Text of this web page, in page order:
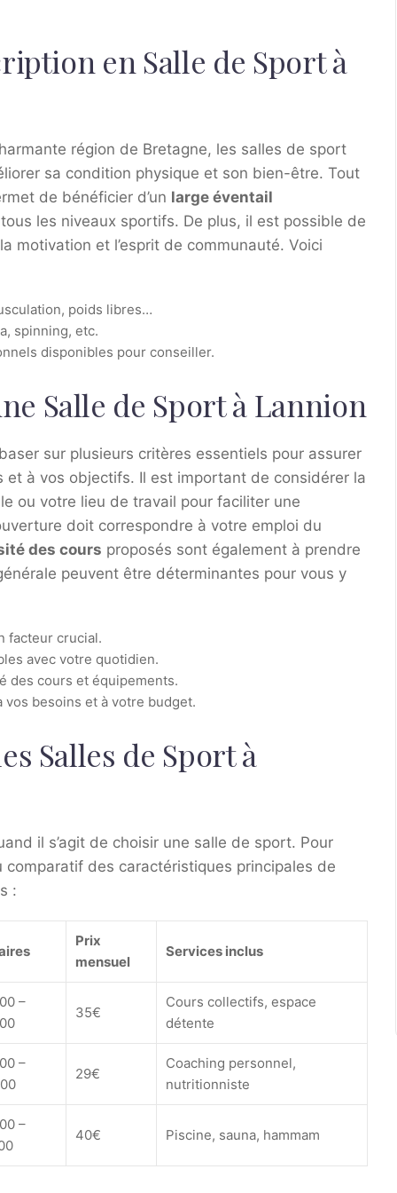
en Salle de Sport à
région de Bretagne, les salles de sport
sa condition physique et son bien-être. Tout
de bénéficier d’un large éventail
les niveaux sportifs. De plus, il est possible de
motivation et l’esprit de communauté. Voici
poids libres…
spinning, etc.
disponibles pour conseiller.
Salle de Sport à Lannion
sur plusieurs critères essentiels pour assurer
et à vos objectifs. Il est important de considérer la
ou votre lieu de travail pour faciliter une
doit correspondre à votre emploi du
des cours proposés sont également à prendre
peuvent être déterminantes pour vous y
facteur crucial.
avec votre quotidien.
des cours et équipements.
besoins et à votre budget.
Salles de Sport à
il s’agit de choisir une salle de sport. Pour
des caractéristiques principales de
:
Prix
mensuel
Services inclus
–
35€
Cours collectifs, espace
détente
–
29€
Coaching personnel,
nutritionniste
–
40€ Piscine, sauna, hammam